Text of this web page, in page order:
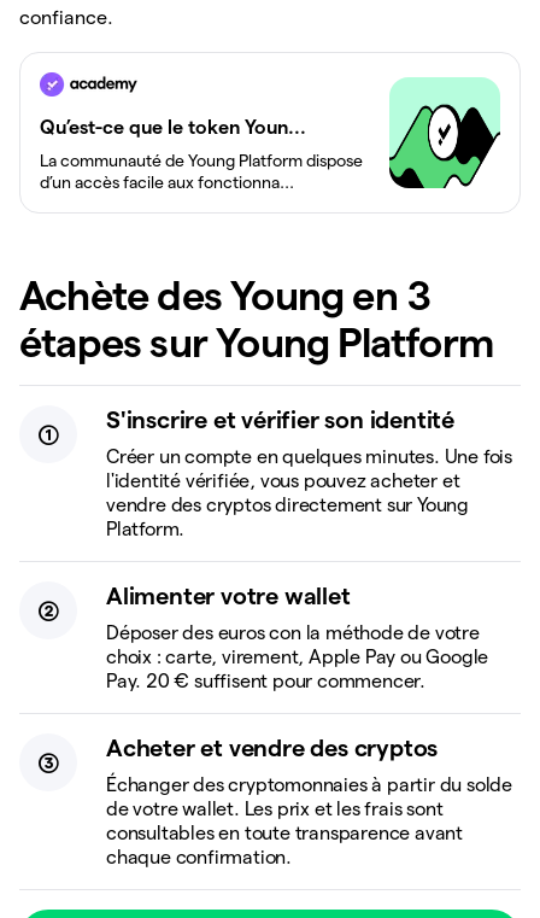
confiance.
Qu’est-ce que le token Youn...
La communauté de Young Platform dispose
d’un accès facile aux fonctionna...
Achète des Young en 3
étapes sur Young Platform
S'inscrire et vérifier son identité
Créer un compte en quelques minutes. Une fois
l'identité vérifiée, vous pouvez acheter et
vendre des cryptos directement sur Young
Platform.
Alimenter votre wallet
Déposer des euros con la méthode de votre
choix : carte, virement, Apple Pay ou Google
Pay. 20 € suffisent pour commencer.
Acheter et vendre des cryptos
Échanger des cryptomonnaies à partir du solde
de votre wallet. Les prix et les frais sont
consultables en toute transparence avant
chaque confirmation.